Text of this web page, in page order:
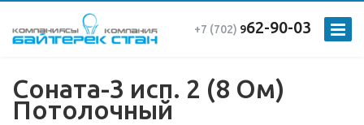
+7 (702) 962-90-03
Соната-3 исп. 2 (8 Ом)
Потолочный